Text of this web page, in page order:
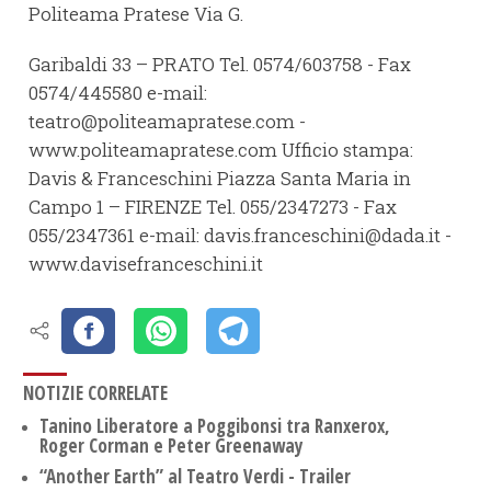
Politeama Pratese Via G.
Garibaldi 33 – PRATO Tel. 0574/603758 - Fax
0574/445580 e-mail:
teatro@politeamapratese.com -
www.politeamapratese.com Ufficio stampa:
Davis & Franceschini Piazza Santa Maria in
Campo 1 – FIRENZE Tel. 055/2347273 - Fax
055/2347361 e-mail: davis.franceschini@dada.it -
www.davisefranceschini.it
NOTIZIE CORRELATE
Tanino Liberatore a Poggibonsi tra Ranxerox,
Roger Corman e Peter Greenaway
“Another Earth” al Teatro Verdi - Trailer